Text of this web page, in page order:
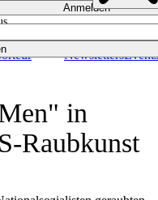
NewslettersEvents
Anmelden
in
Raubkunst